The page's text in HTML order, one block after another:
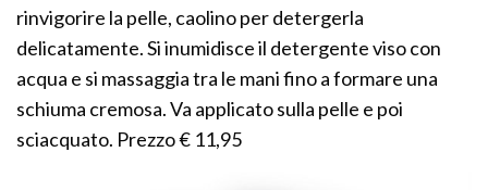
rinvigorire la pelle, caolino per detergerla
delicatamente. Si inumidisce il detergente viso con
acqua e si massaggia tra le mani fino a formare una
schiuma cremosa. Va applicato sulla pelle e poi
sciacquato. Prezzo € 11,95